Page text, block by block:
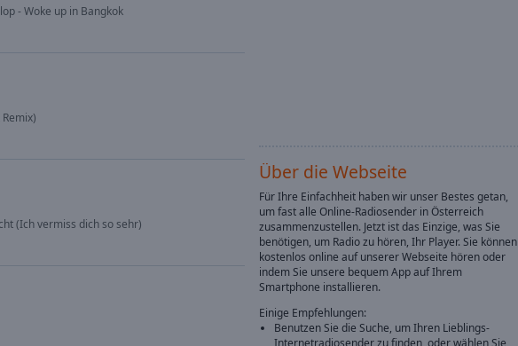
- Woke up in Bangkok
(Ich vermiss dich so sehr)
Über die Webseite
Für Ihre Einfachheit haben wir unser Bestes getan,
um fast alle Online-Radiosender in Österreich
zusammenzustellen. Jetzt ist das Einzige, was Sie
benötigen, um Radio zu hören, Ihr Player. Sie können
kostenlos online auf unserer Webseite hören oder
indem Sie unsere bequem App auf Ihrem
Smartphone installieren.
Einige Empfehlungen:
Benutzen Sie die Suche, um Ihren Lieblings-
Internetradiosender zu finden, oder wählen Sie